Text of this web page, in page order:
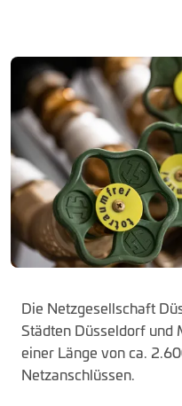
Die Netzgesellschaft
Städten Düsseldorf und
einer Länge von ca.
Netzanschlüssen.